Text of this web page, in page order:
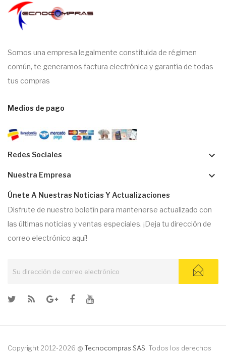
Somos una empresa legalmente constituida de régimen
común, te generamos factura electrónica y garantía de todas
tus compras
Medios de pago
Redes Sociales keyboard_arrow_down
Nuestra Empresa keyboard_arrow_down
Únete A Nuestras Noticias Y Actualizaciones
Disfrute de nuestro boletín para mantenerse actualizado con
las últimas noticias y ventas especiales. ¡Deja tu dirección de
correo electrónico aquí!
Copyright 2012-2026 @ Tecnocompras SAS . Todos los derechos